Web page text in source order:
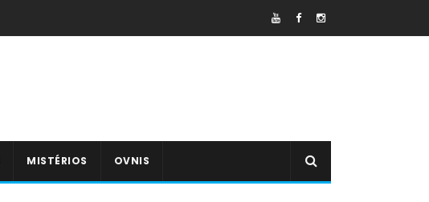
MISTÉRIOS OVNIS